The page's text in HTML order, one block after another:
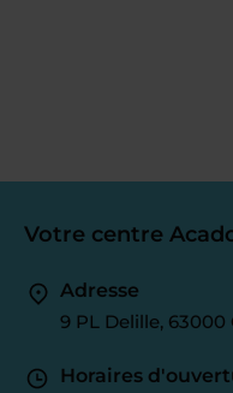
Votre centre
Adresse
9 PL Delille,
Horaires